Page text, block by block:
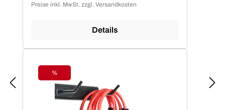
Preise inkl. MwSt. zzgl. Versandkosten
Details
Rabatt
%